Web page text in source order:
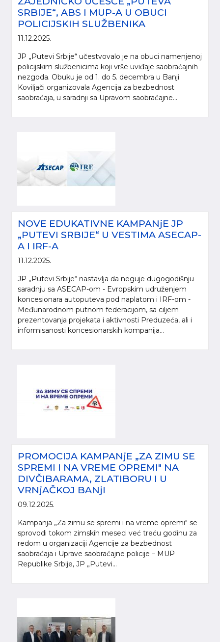
SRBIJE“, ABS I MUP-A U OBUCI
POLICIJSKIH SLUŽBENIKA
11.12.2025.
JP „Putevi Srbije“ učestvovalo je na obuci namenjenoj
policijskim službenicima koji vrše uviđaje saobraćajnih
nezgoda. Obuku je od 1. do 5. decembra u Banji
Koviljači organizovala Agencija za bezbednost
saobraćaja, u saradnji sa Upravom saobraćajne...
NOVE EDUKATIVNE KAMPANjE JP
„PUTEVI SRBIJE“ U VESTIMA ASECAP-
A I IRF-A
11.12.2025.
JP „Putevi Srbije“ nastavlja da neguje dugogodišnju
saradnju sa ASECAP-om - Evropskim udruženjem
koncesionara autoputeva pod naplatom i IRF-om -
Međunarodnom putnom federacijom, sa ciljem
prezentovanja projekata i aktivnosti Preduzeća, ali i
informisanosti koncesionarskih kompanija...
PROMOCIJA KAMPANjE „ZA ZIMU SE
SPREMI I NA VREME OPREMI" NA
DIVČIBARAMA, ZLATIBORU I U
VRNjAČKOJ BANjI
09.12.2025.
Kampanja „Za zimu se spremi i na vreme opremi" se
sprovodi tokom zimskih meseci već treću godinu za
redom u organizaciji Agencije za bezbednost
saobraćaja i Uprave saobraćajne policije – MUP
Republike Srbije, JP „Putevi...